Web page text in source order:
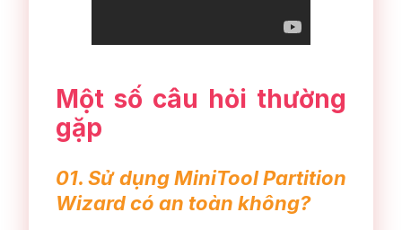
Một số câu hỏi thường
gặp
01. Sử dụng MiniTool Partition
Wizard có an toàn không?